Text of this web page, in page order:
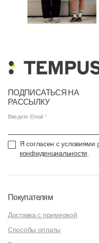
ПОДПИСАТЬСЯ НА
РАССЫЛКУ
Введите Email
Я согласен с условиями
конфиденциальности
Покупателям
Доставка с примеркой
Способы оплаты